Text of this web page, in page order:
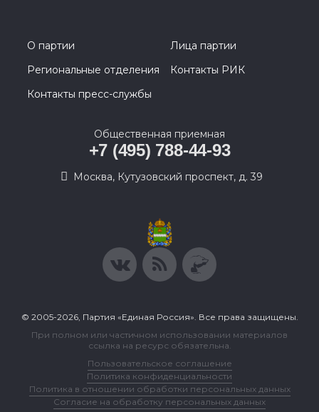
О партии
Лица партии
Региональные отделения
Контакты РИК
Контакты пресс-службы
Общественная приемная
+7 (495) 788-44-93
Москва, Кутузовский проспект, д. 39
© 2005-2026, Партия «Единая Россия». Все права защищены.
При полном или частичном использовании материалов
ссылка на ресурс обязательна.
Пользовательское соглашение
Политика конфиденциальности
Политика в отношении обработки персональных данных
Согласие на обработку персональных данных